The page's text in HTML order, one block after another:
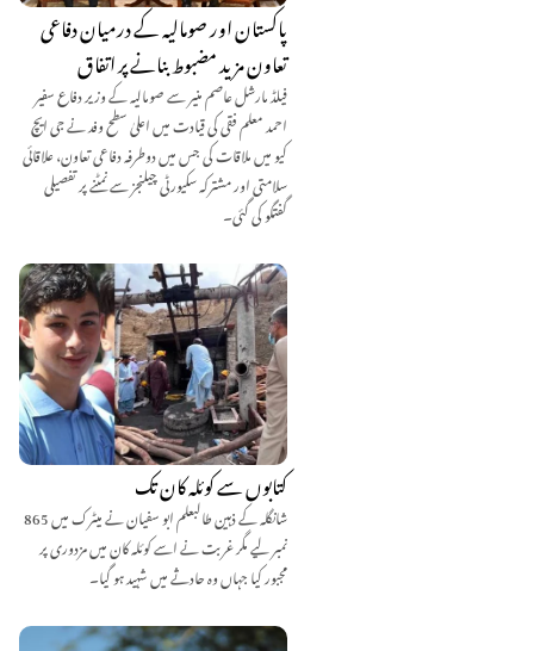
پاکستان اور صومالیہ کے درمیان دفاعی
تعاون مزید مضبوط بنانے پر اتفاق
فیلڈ مارشل عاصم منیر سے صومالیہ کے وزیر دفاع سفیر
احمد معلم فقی کی قیادت میں اعلیٰ سطح وفد نے جی ایچ
کیو میں ملاقات کی جس میں دوطرفہ دفاعی تعاون، علاقائی
سلامتی اور مشترکہ سکیورٹی چیلنجز سے نمٹنے پر تفصیلی
گفتگو کی گئی۔
کتابوں سے کوئلہ کان تک
شانگلہ کے ذہین طالبعلم ابو سفیان نے میٹرک میں 865
نمبر لیے مگر غربت نے اسے کوئلہ کان میں مزدوری پر
مجبور کیا جہاں وہ حادثے میں شہید ہو گیا۔